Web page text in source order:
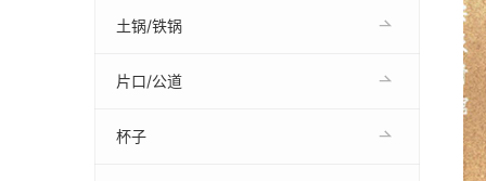
土锅/铁锅
片口/公道
杯子